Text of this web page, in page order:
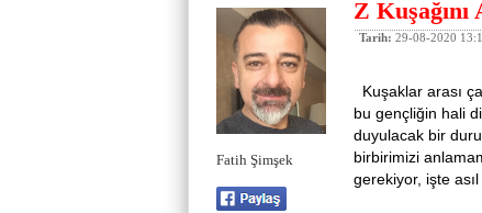
Fatih Şimşek
Z
Tarih: 29-08-2020
Kuşaklar arası
bu gençliğin hali
duyulacak bir
birbirimizi
gerekiyor, işte asıl